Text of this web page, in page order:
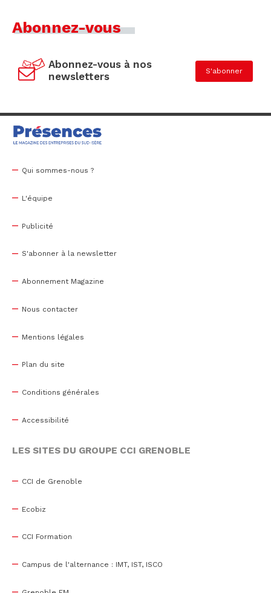
Abonnez-vous
Abonnez-vous à nos
newsletters
S'abonner
Qui sommes-nous ?
L'équipe
Publicité
S'abonner à la newsletter
Abonnement Magazine
Nous contacter
Mentions légales
Plan du site
Conditions générales
Accessibilité
LES SITES DU GROUPE CCI GRENOBLE
CCI de Grenoble
Ecobiz
CCI Formation
Campus de l'alternance : IMT, IST, ISCO